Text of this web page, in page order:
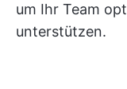
um Ihr Team
unterstützen.